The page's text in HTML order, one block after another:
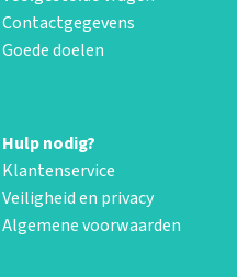
Contactgegevens
Goede doelen
Hulp nodig?
Klantenservice
Veiligheid en privacy
Algemene voorwaarden